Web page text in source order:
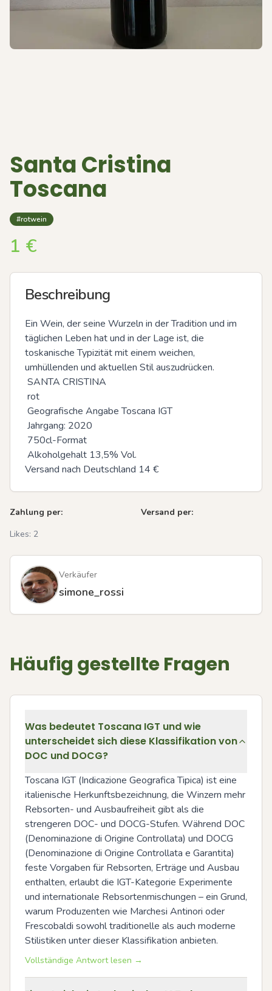
Santa Cristina
Toscana
#rotwein
1 €
Beschreibung
Ein Wein, der seine Wurzeln in der Tradition und im
täglichen Leben hat und in der Lage ist, die
toskanische Typizität mit einem weichen,
umhüllenden und aktuellen Stil auszudrücken.
Versand nach Deutschland 14 €
Zahlung per:
Versand per:
Likes: 2
Verkäufer
simone_rossi
Häufig gestellte Fragen
Was bedeutet Toscana IGT und wie
unterscheidet sich diese Klassifikation von
DOC und DOCG?
Toscana IGT (Indicazione Geografica Tipica) ist eine
italienische Herkunftsbezeichnung, die Winzern mehr
Rebsorten- und Ausbaufreiheit gibt als die
strengeren DOC- und DOCG-Stufen. Während DOC
(Denominazione di Origine Controllata) und DOCG
(Denominazione di Origine Controllata e Garantita)
feste Vorgaben für Rebsorten, Erträge und Ausbau
enthalten, erlaubt die IGT-Kategorie Experimente
und internationale Rebsortenmischungen – ein Grund,
warum Produzenten wie Marchesi Antinori oder
Frescobaldi sowohl traditionelle als auch moderne
Stilistiken unter dieser Klassifikation anbieten.
Vollständige Antwort lesen →